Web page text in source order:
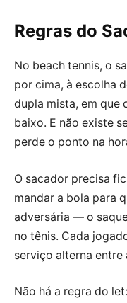
Regras do
No beach tennis, o
por cima, à escolha
dupla mista, em que
baixo. E não existe
perde o ponto na
O sacador precisa
mandar a bola para
adversária — o
no tênis. Cada
serviço alterna entre
Não há a regra do